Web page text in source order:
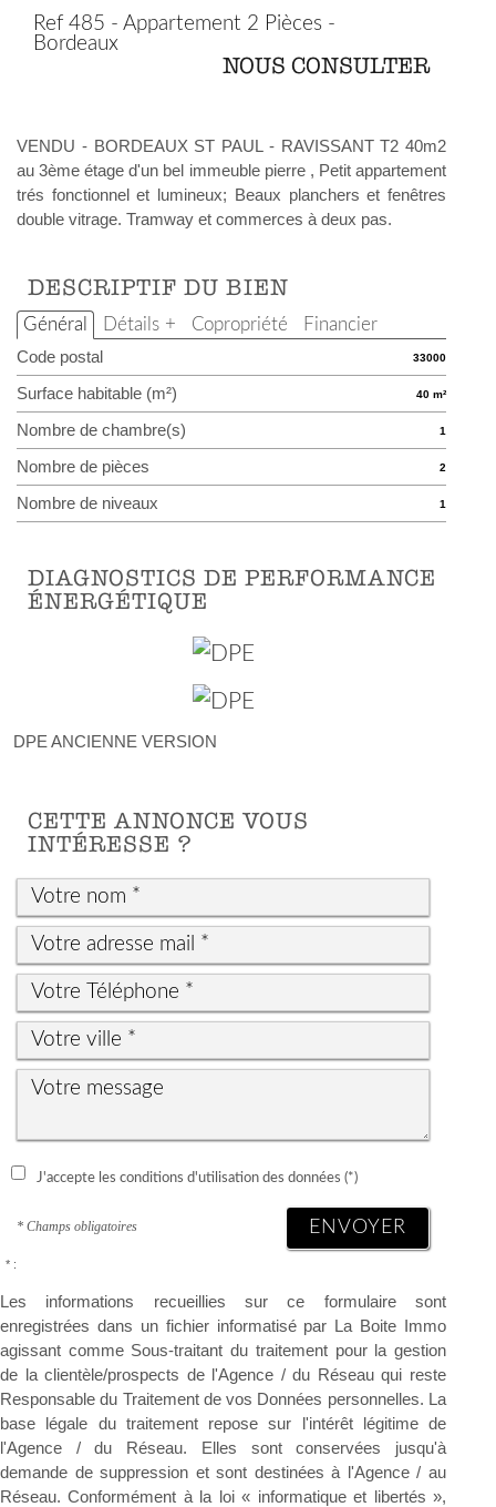
Ref 485 - Appartement 2 Pièces -
Bordeaux
NOUS CONSULTER
VENDU - BORDEAUX ST PAUL - RAVISSANT T2 40m2
au 3ème étage d'un bel immeuble pierre , Petit appartement
trés fonctionnel et lumineux; Beaux planchers et fenêtres
double vitrage. Tramway et commerces à deux pas.
DESCRIPTIF DU BIEN
Général Détails + Copropriété Financier
Code postal 33000
Surface habitable (m²) 40 m²
Nombre de chambre(s) 1
Nombre de pièces 2
Nombre de niveaux 1
DIAGNOSTICS DE PERFORMANCE
ÉNERGÉTIQUE
DPE ANCIENNE VERSION
CETTE ANNONCE VOUS
INTÉRESSE ?
J'accepte les conditions d'utilisation des données (*)
* Champs obligatoires ENVOYER
* :
Les informations recueillies sur ce formulaire sont
enregistrées dans un fichier informatisé par La Boite Immo
agissant comme Sous-traitant du traitement pour la gestion
de la clientèle/prospects de l'Agence / du Réseau qui reste
Responsable du Traitement de vos Données personnelles. La
base légale du traitement repose sur l'intérêt légitime de
l'Agence / du Réseau. Elles sont conservées jusqu'à
demande de suppression et sont destinées à l'Agence / au
Réseau. Conformément à la loi « informatique et libertés »,